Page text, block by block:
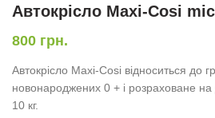
Автокрісло Maxi-Cosi
800 грн.
Автокрісло Maxi-Cosi відноситься до
новонароджених 0 + і розраховане на
10 кг.